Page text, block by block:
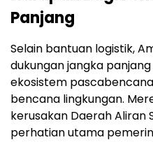
Panjang
Selain bantuan logistik,
dukungan jangka
ekosistem
bencana lingkungan.
kerusakan Daerah Aliran
perhatian utama